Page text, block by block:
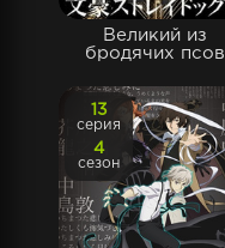
Великий из
бродячих псов
13
серия
4
сезон